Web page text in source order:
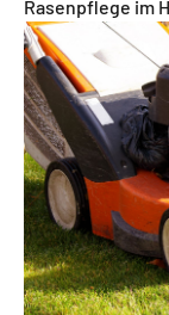
Rasenpflege im